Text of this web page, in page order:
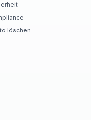
löschen